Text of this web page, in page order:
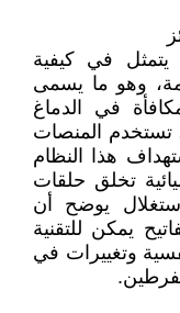
يتمثل في كيفية
وهو ما يسمى
في الدماغ
تستخدم المنصات
هذا النظام
تخلق حلقات
يوضح أن
يمكن للتقنية
وتغييرات في